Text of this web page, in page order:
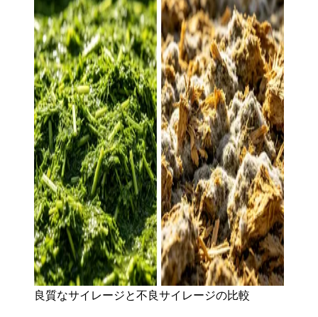
良質なサイレージと不良サイレージの比較